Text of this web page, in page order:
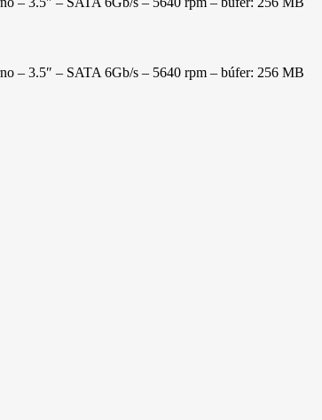
– 3.5″ – SATA 6Gb/s – 5640 rpm – búfer: 256 MB